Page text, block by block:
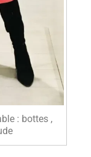
: bottes ,